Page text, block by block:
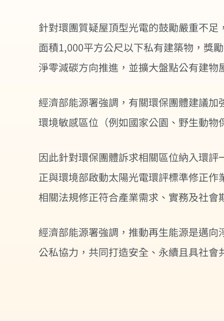
針對環團質疑屋頂型光電的鼓勵嚴重不
面積1,000平方公尺以下私有建築物，獎
淨零減碳方向推進，並擴大盤點公有建
經濟部能源署強調，有關環保團體建議
環境敏感區位（例如國家公園、野生動
因此針對環保團體訴求相關區位納入環
正與環境部啟動太陽光電環評標準修正
相關法規修正符合產業需求、實務及社會
經濟部能源署強調，推動再生能源是邁
公私協力，共同打造安全、永續且具社會